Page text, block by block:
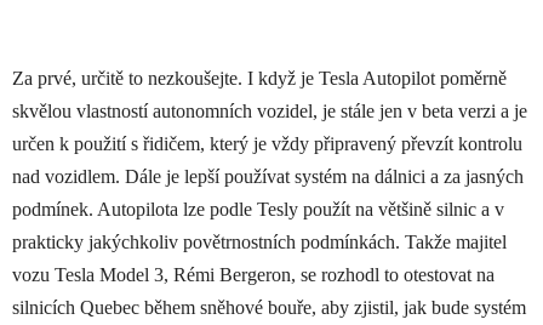
Za prvé, určitě to nezkoušejte. I když je Tesla Autopilot poměrně
skvělou vlastností autonomních vozidel, je stále jen v beta verzi a je
určen k použití s řidičem, který je vždy připravený převzít kontrolu
nad vozidlem. Dále je lepší používat systém na dálnici a za jasných
podmínek. Autopilota lze podle Tesly použít na většině silnic a v
prakticky jakýchkoliv povětrnostních podmínkách. Takže majitel
vozu Tesla Model 3, Rémi Bergeron, se rozhodl to otestovat na
silnicích Quebec během sněhové bouře, aby zjistil, jak bude systém